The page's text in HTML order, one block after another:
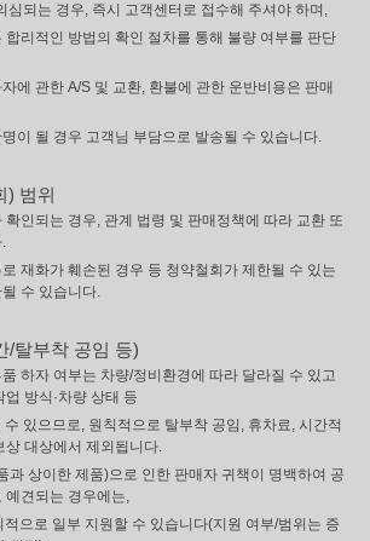
심되는 경우, 즉시 고객센터로 접수해 주셔야 하며,
합리적인 방법의 확인 절차를 통해 불량 여부를 판단
에 관한 A/S 및 교환, 환불에 관한 운반비용은 판매
이 될 경우 고객님 부담으로 발송될 수 있습니다.
) 범위
인되는 경우, 관계 법령 및 판매정책에 따라 교환 또
재화가 훼손된 경우 등 청약철회가 제한될 수 있는
수 있습니다.
/탈부착 공임 등)
하자 여부는 차량/정비환경에 따라 달라질 수 있고
방식·차량 상태 등
있으므로, 원칙적으로 탈부착 공임, 휴차료, 시간적
상 대상에서 제외됩니다.
과 상이한 제품)으로 인한 판매자 귀책이 명백하여 공
예견되는 경우에는,
으로 일부 지원할 수 있습니다(지원 여부/범위는 증